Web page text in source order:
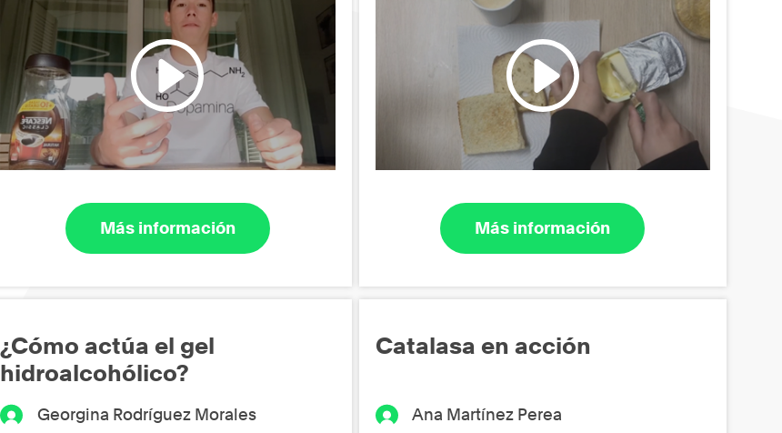
Más información Más información
¿Cómo actúa el gel
hidroalcohólico?
Georgina Rodríguez Morales
Catalasa en acción
Ana Martínez Perea